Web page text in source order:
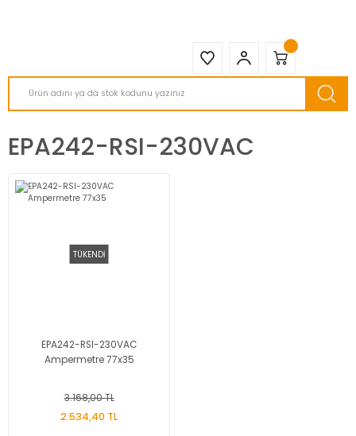
EPA242-RSI-230VAC
TÜKENDİ
EPA242-RSI-230VAC
Ampermetre 77x35
3.168,00 TL
2.534,40 TL